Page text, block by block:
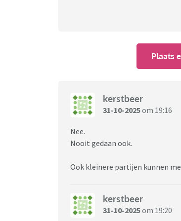
Ik heb zelf ChristenUnie
partij zijn, krijgen ze ook best
Plaats
kerstbeer
31-10-2025om 19:16
Nee.
Nooit gedaan ook.
Ook kleinere partijen kunnen
kerstbeer
31-10-2025om 19:20